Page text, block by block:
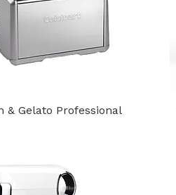
& Gelato Professional